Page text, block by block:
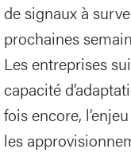
de signaux à
prochaines
Les entreprises
capacité
fois encore,
les